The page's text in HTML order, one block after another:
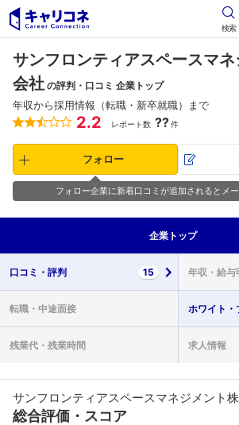
検索
サンフロンティアスペースマ
会社 の評判・口コミ 企業トップ
年収から採用情報（転職・新卒就職）まで
2.2 レポート数 ??件
フォロー
フォロー企業に新着口コミが追加されるとメ
企業 トップ
口コミ・ 評判 15 年収・ 給与
転職・ 中途面接 ホワイト・
残業代・ 残業時間 求人情報
サンフロンティアスペースマネジメント
総合評価・スコア